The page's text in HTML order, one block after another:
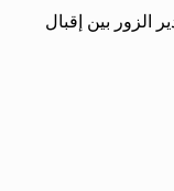
الزور بين إقبال